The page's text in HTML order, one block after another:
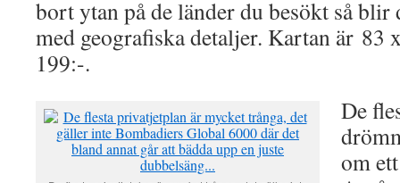
bort ytan på de länder du besökt så
med geografiska detaljer. Kartan är 83
199:-.
De
om ett